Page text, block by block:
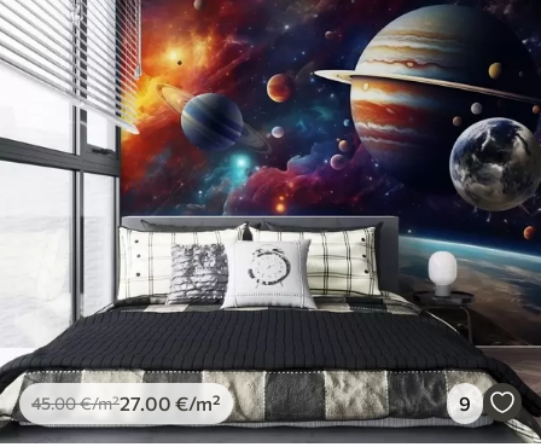
Standarts
45.0027.00€/m²
Premium
56.6734.00 €/m²
Premium vinils
.00€/m²
Peel and Stick
81.6548.99€/m²
45.00€/m²27 .00 €/m² 9